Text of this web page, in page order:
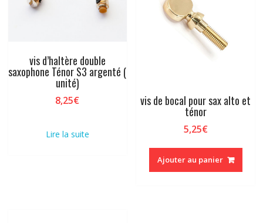
vis d’haltère double
saxophone Ténor S3 argenté (
unité)
8,25€
Lire la suite
vis de bocal pour sax alto et
ténor
5,25€
Ajouter au panier